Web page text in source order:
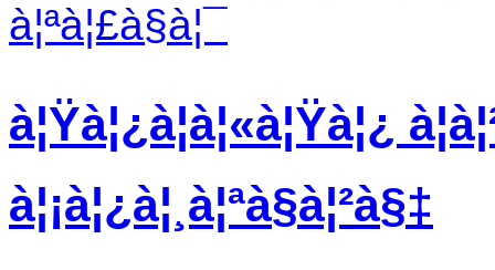
à¦ªà¦£à§à¦¯
à¦Ÿà¦¿à¦à¦«à¦Ÿà¦¿
à¦¡à¦¿à¦¸à¦ªà§à¦²à§‡